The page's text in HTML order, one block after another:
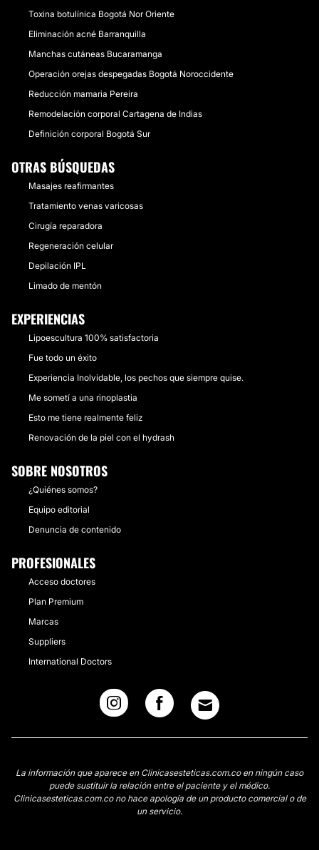
Toxina botulínica Bogotá Nor Oriente
Eliminación acné Barranquilla
Manchas cutáneas Bucaramanga
Operación orejas despegadas Bogotá Noroccidente
Reducción mamaria Pereira
Remodelación corporal Cartagena de Indias
Definición corporal Bogotá Sur
OTRAS BÚSQUEDAS
Masajes reafirmantes
Tratamiento venas varicosas
Cirugía reparadora
Regeneración celular
Depilación IPL
Limado de mentón
EXPERIENCIAS
Lipoescultura 100% satisfactoria
Fue todo un éxito
Experiencia Inolvidable, los pechos que siempre quise.
Me sometí a una rinoplastia
Esto me tiene realmente feliz
Renovación de la piel con el hydrash
SOBRE NOSOTROS
¿Quiénes somos?
Equipo editorial
Denuncia de contenido
PROFESIONALES
Acceso doctores
Plan Premium
Marcas
Suppliers
International Doctors
La información que aparece en Clinicasesteticas.com.co en ningún caso
puede sustituir la relación entre el paciente y el médico.
Clinicasesteticas.com.co no hace apología de un producto comercial o de
un servicio.